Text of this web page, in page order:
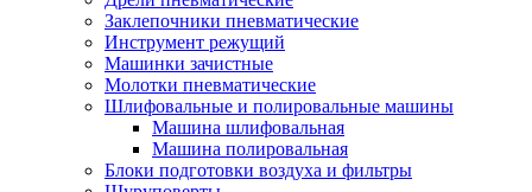
Заклепочники пневматические
Инструмент режущий
Машинки зачистные
Молотки пневматические
Шлифовальные и полировальные машины
Машина шлифовальная
Машина полировальная
Блоки подготовки воздуха и фильтры